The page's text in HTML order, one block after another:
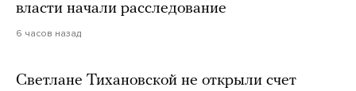
власти начали расследование
6 часов назад
Светлане Тихановской не открыли счет